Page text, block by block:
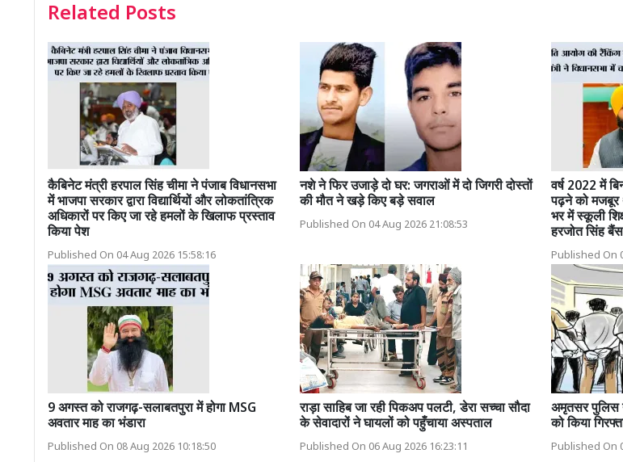
Related Posts
कैबिनेट मंत्री हरपाल सिंह चीमा ने पंजाब विधानसभा
में भाजपा सरकार द्वारा विद्यार्थियों और लोकतांत्रिक
अधिकारों पर किए जा रहे हमलों के खिलाफ प्रस्ताव
किया पेश
Published On 04 Aug 2026 15:58:16
नशे ने फिर उजाड़े दो घर: जगराओं में दो जिगरी दोस्तों
की मौत ने खड़े किए बड़े सवाल
Published On 04 Aug 2026 21:08:53
वर्ष 2022 में
पढ़ने को मजबूर
भर में स्कूली
हरजोत सिंह बैंस
Published On
9 अगस्त को राजगढ़-सलाबतपुरा में होगा MSG
अवतार माह का भंडारा
Published On 08 Aug 2026 10:18:50
राड़ा साहिब जा रही पिकअप पलटी, डेरा सच्चा सौदा
के सेवादारों ने घायलों को पहुँचाया अस्पताल
Published On 06 Aug 2026 16:23:11
अमृतसर पुलिस
को किया
Published On